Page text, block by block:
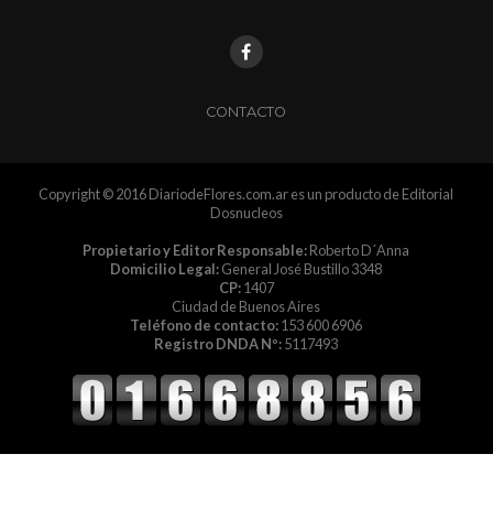
CONTACTO
Copyright © 2016 DiariodeFlores.com.ar es un producto de Editorial
Dosnucleos
Propietario y Editor Responsable:Roberto D´Anna
Domicilio Legal:General José Bustillo 3348
CP:1407
Ciudad de Buenos Aires
Teléfono de contacto:153 600 6906
Registro DNDA Nº:5117493